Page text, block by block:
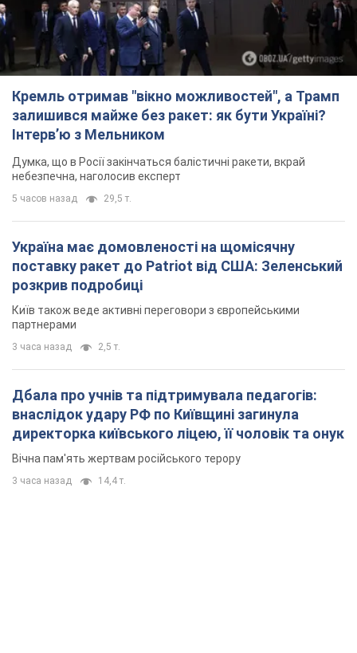
Кремль отримав "вікно можливостей", а Трамп
залишився майже без ракет: як бути Україні?
Інтерв’ю з Мельником
Думка, що в Росії закінчаться балістичні ракети, вкрай
небезпечна, наголосив експерт
5 часов назад 29,5 т.
Україна має домовленості на щомісячну
поставку ракет до Patriot від США: Зеленський
розкрив подробиці
Київ також веде активні переговори з європейськими
партнерами
3 часа назад 2,5 т.
Дбала про учнів та підтримувала педагогів:
внаслідок удару РФ по Київщині загинула
директорка київського ліцею, її чоловік та онук
Вічна пам'ять жертвам російського терору
3 часа назад 14,4 т.